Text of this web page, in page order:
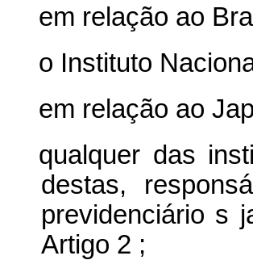
em relação ao
o Instituto
em relação ao
qualquer das
destas,
previdenciário s
Artigo 2 ;